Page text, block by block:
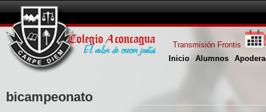
Inicio Alumnos
Transmisión Frontis
bicampeonato